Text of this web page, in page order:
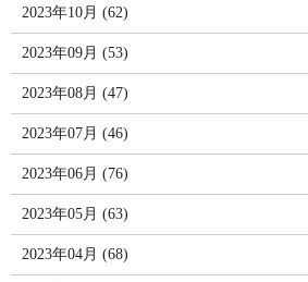
2023年10月 (62)
2023年09月 (53)
2023年08月 (47)
2023年07月 (46)
2023年06月 (76)
2023年05月 (63)
2023年04月 (68)